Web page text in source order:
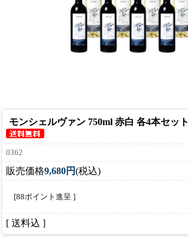
モンシェルヴァン 750ml 赤白 各4本セット
0362
販売価格9,680円(税込)
[88ポイント進呈 ]
[ 送料込 ]